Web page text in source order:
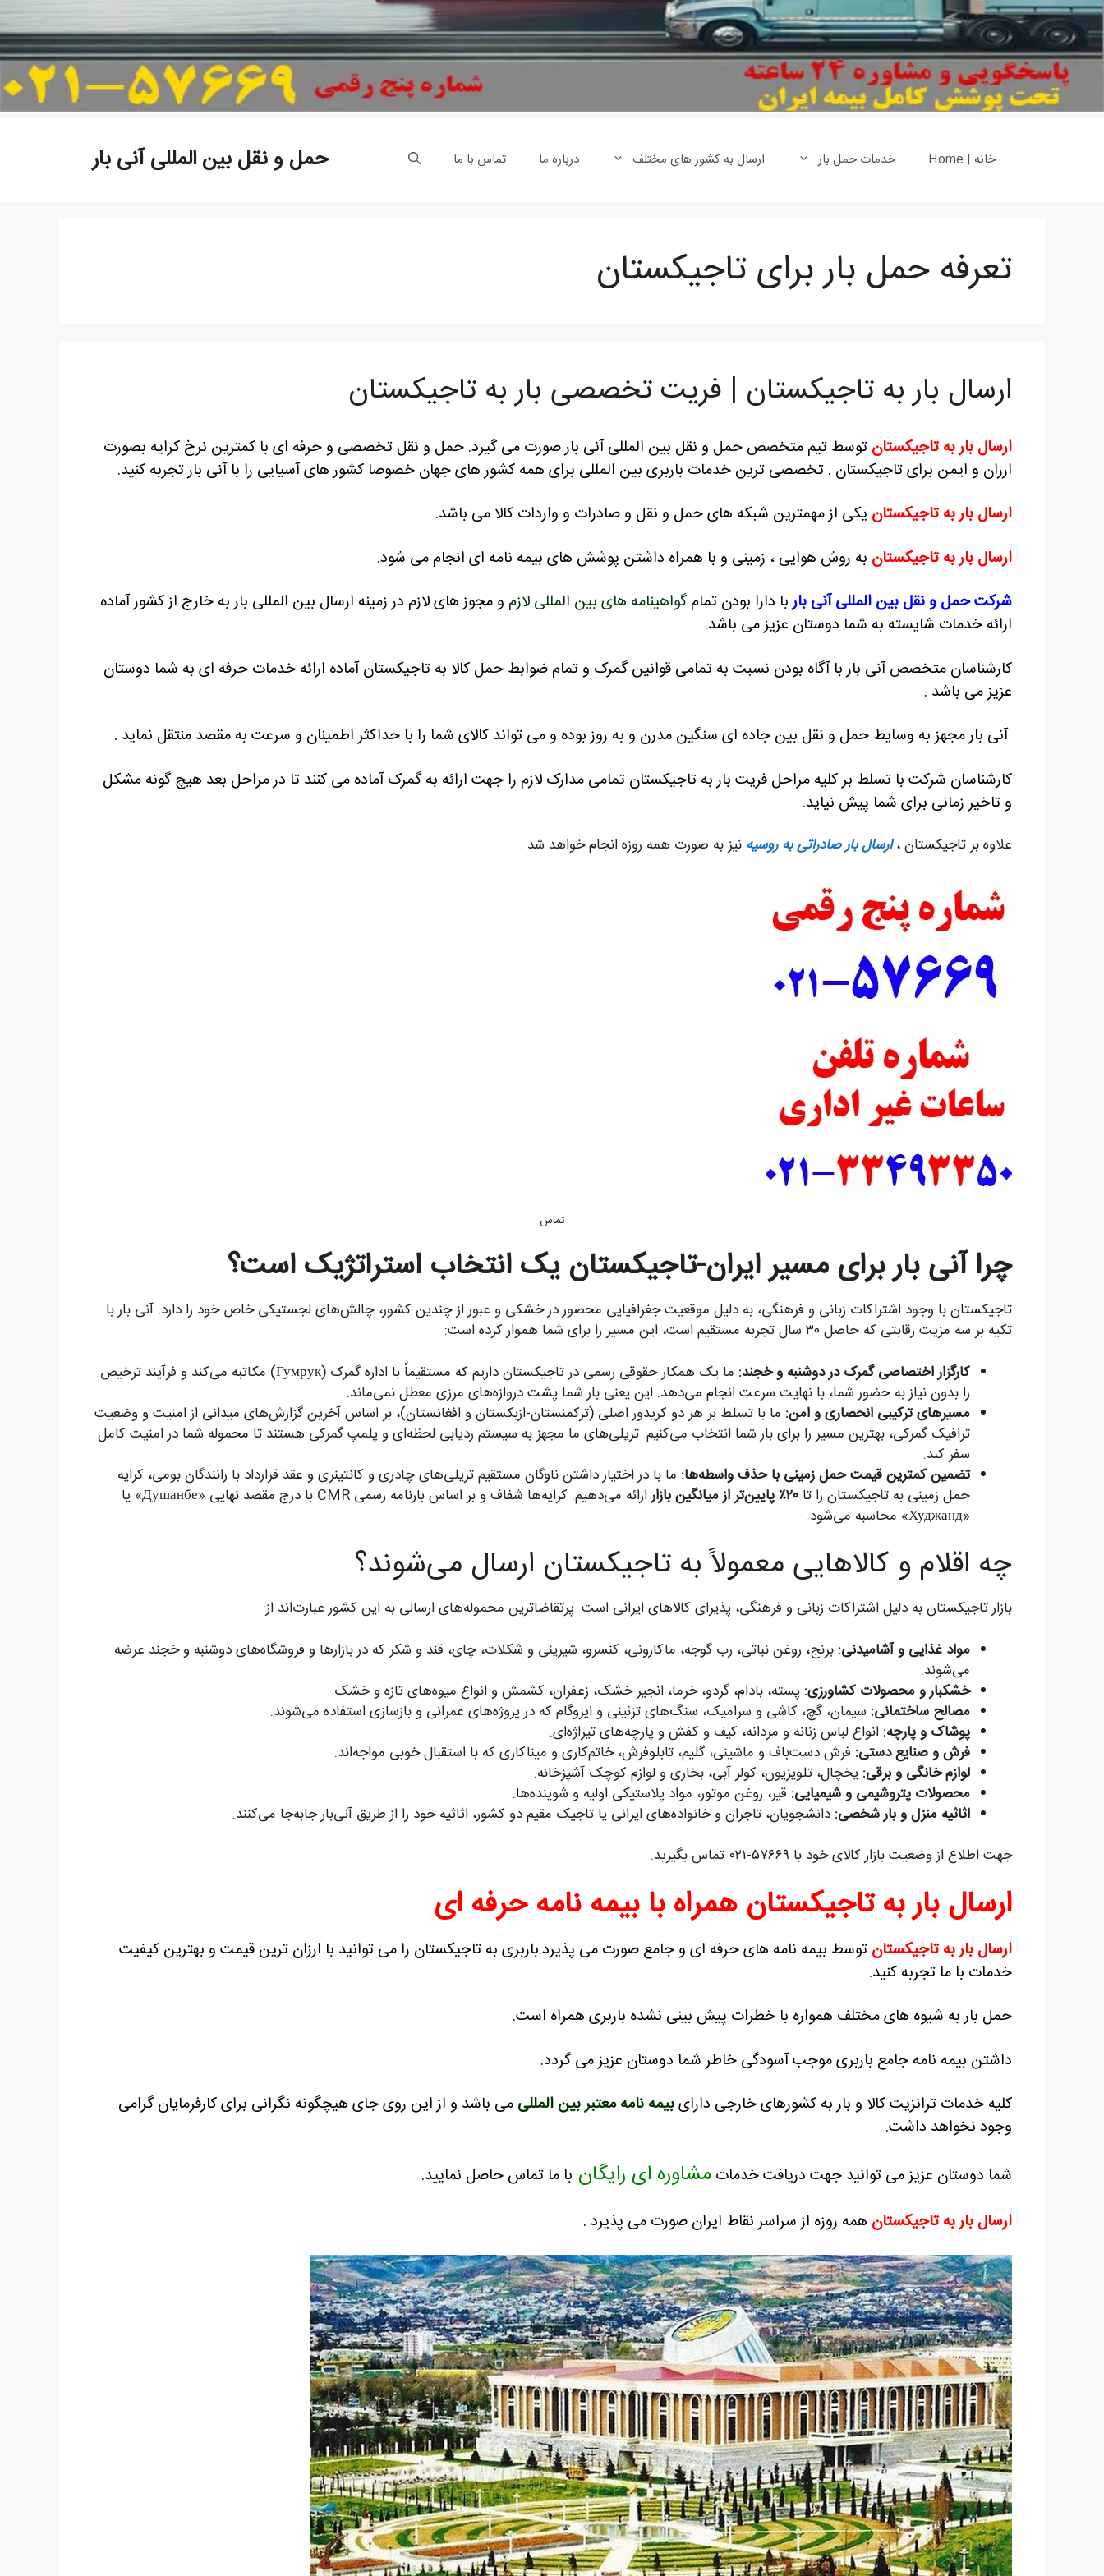
حمل و نقل بین المللی آنی بار خانه | Home خدمات حمل بار ارسال به کشور های مختلف درباره ما تماس با ما
تعرفه حمل بار برای تاجیکستان
ارسال بار به تاجیکستان | فریت تخصصی بار به تاجیکستان
ارسال بار به تاجیکستان توسط تیم متخصص حمل و نقل بین المللی آنی بار صورت می گیرد. حمل و نقل تخصصی و حرفه ای با کمترین نرخ کرایه بصورت
ارزان و ایمن برای تاجیکستان . تخصصی ترین خدمات باربری بین المللی برای همه کشور های جهان خصوصا کشور های آسیایی را با آنی بار تجربه کنید.
ارسال بار به تاجیکستان یکی از مهمترین شبکه های حمل و نقل و صادرات و واردات کالا می باشد.
ارسال بار به تاجیکستان به روش هوایی ، زمینی و با همراه داشتن پوشش های بیمه نامه ای انجام می شود.
شرکت حمل و نقل بین المللی آنی باربا دارا بودن تمامگواهینامه های بین المللی لازم و مجوز های لازم در زمینه ارسال بین المللی بار به خارج از کشور آماده
ارائه خدمات شایسته به شما دوستان عزیز می باشد.
کارشناسان متخصص آنی بار با آگاه بودن نسبت به تمامی قوانین گمرک و تمام ضوابط حمل کالا به تاجیکستان آماده ارائه خدمات حرفه ای به شما دوستان
عزیز می باشد .
آنی بار مجهز به وسایط حمل و نقل بین جاده ای سنگین مدرن و به روز بوده و می تواند کالای شما را با حداکثر اطمینان و سرعت به مقصد منتقل نماید .
کارشناسان شرکت با تسلط بر کلیه مراحل فریت بار به تاجیکستان تمامی مدارک لازم را جهت ارائه به گمرک آماده می کنند تا در مراحل بعد هیچ گونه مشکل
و تاخیر زمانی برای شما پیش نیاید.
علاوه بر تاجیکستان ،ارسال بار صادراتی به روسیه نیز به صورت همه روزه انجام خواهد شد .
تماس
چرا آنی بار برای مسیر ایران-تاجیکستان یک انتخاب استراتژیک است؟
تاجیکستان با وجود اشتراکات زبانی و فرهنگی، به دلیل موقعیت جغرافیایی محصور در خشکی و عبور از چندین کشور، چالش‌های لجستیکی خاص خود را دارد. آنی بار با
تکیه بر سه مزیت رقابتی که حاصل ۳۰ سال تجربه مستقیم است، این مسیر را برای شما هموار کرده است:
کارگزار اختصاصی گمرک در دوشنبه و خجند:
ما یک همکار حقوقی رسمی در تاجیکستان داریم که مستقیماً با اداره گمرک (Гумрук) مکاتبه می‌کند و فرآیند ترخیص
را بدون نیاز به حضور شما، با نهایت سرعت انجام می‌دهد. این یعنی بار شما پشت دروازه‌های مرزی معطل نمی‌ماند.
مسیرهای ترکیبی انحصاری و امن: ما با تسلط بر هر دو کریدور اصلی (ترکمنستان-ازبکستان و افغانستان)، بر اساس آخرین گزارش‌های میدانی از امنیت و وضعیت
ترافیک گمرکی، بهترین مسیر را برای بار شما انتخاب می‌کنیم. تریلی‌های ما مجهز به سیستم ردیابی لحظه‌ای و پلمپ گمرکی هستند تا محموله شما در امنیت کامل
سفر کند.
تضمین کمترین قیمت حمل زمینی با حذف واسطه‌ها: ما با در اختیار داشتن ناوگان مستقیم تریلی‌های چادری و کانتینری و عقد قرارداد با رانندگان بومی، کرایه
حمل زمینی به تاجیکستان را تا ۲۰٪ پایین‌تر از میانگین بازار
ارائه می‌دهیم. کرایه‌ها شفاف و بر اساس بارنامه رسمی CMR با درج مقصد نهایی «Душанбе» یا
«Худжанд» محاسبه می‌شود.
چه اقلام و کالاهایی معمولاً به تاجیکستان ارسال می‌شوند؟
بازار تاجیکستان به دلیل اشتراکات زبانی و فرهنگی، پذیرای کالاهای ایرانی است. پرتقاضاترین محموله‌های ارسالی به این کشور عبارت‌اند از:
مواد غذایی و آشامیدنی: برنج، روغن نباتی، رب گوجه، ماکارونی، کنسرو، شیرینی و شکلات، چای، قند و شکر که در بازارها و فروشگاه‌های دوشنبه و خجند عرضه
می‌شوند.
خشکبار و محصولات کشاورزی: پسته، بادام، گردو، خرما، انجیر خشک، زعفران، کشمش و انواع میوه‌های تازه و خشک.
مصالح ساختمانی: سیمان، گچ، کاشی و سرامیک، سنگ‌های تزئینی و ایزوگام که در پروژه‌های عمرانی و بازسازی استفاده می‌شوند.
پوشاک و پارچه: انواع لباس زنانه و مردانه، کیف و کفش و پارچه‌های تیراژه‌ای.
فرش و صنایع دستی: فرش دست‌باف و ماشینی، گلیم، تابلوفرش، خاتم‌کاری و میناکاری که با استقبال خوبی مواجه‌اند.
لوازم خانگی و برقی: یخچال، تلویزیون، کولر آبی، بخاری و لوازم کوچک آشپزخانه.
محصولات پتروشیمی و شیمیایی: قیر، روغن موتور، مواد پلاستیکی اولیه و شوینده‌ها.
اثاثیه منزل و بار شخصی: دانشجویان، تاجران و خانواده‌های ایرانی یا تاجیک مقیم دو کشور، اثاثیه خود را از طریق آنی‌بار جابه‌جا می‌کنند.
جهت اطلاع از وضعیت بازار کالای خود با ۵۷۶۶۹-۰۲۱ تماس بگیرید.
ارسال بار به تاجیکستان همراه با بیمه نامه حرفه ای
ارسال بار به تاجیکستان توسط بیمه نامه های حرفه ای و جامع صورت می پذیرد.باربری به تاجیکستان را می توانید با ارزان ترین قیمت و بهترین کیفیت
خدمات با ما تجربه کنید.
حمل بار به شیوه های مختلف همواره با خطرات پیش بینی نشده باربری همراه است.
داشتن بیمه نامه جامع باربری موجب آسودگی خاطر شما دوستان عزیز می گردد.
کلیه خدمات ترانزیت کالا و بار به کشورهای خارجی دارایبیمه نامه معتبر بین المللی می باشد و از این روی جای هیچگونه نگرانی برای کارفرمایان گرامی
وجود نخواهد داشت.
شما دوستان عزیز می توانید جهت دریافت خدمات مشاوره ای رایگان با ما تماس حاصل نمایید.
ارسال بار به تاجیکستان همه روزه از سراسر نقاط ایران صورت می پذیرد .